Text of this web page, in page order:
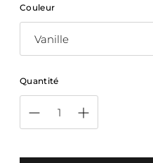
Couleur
Quantité